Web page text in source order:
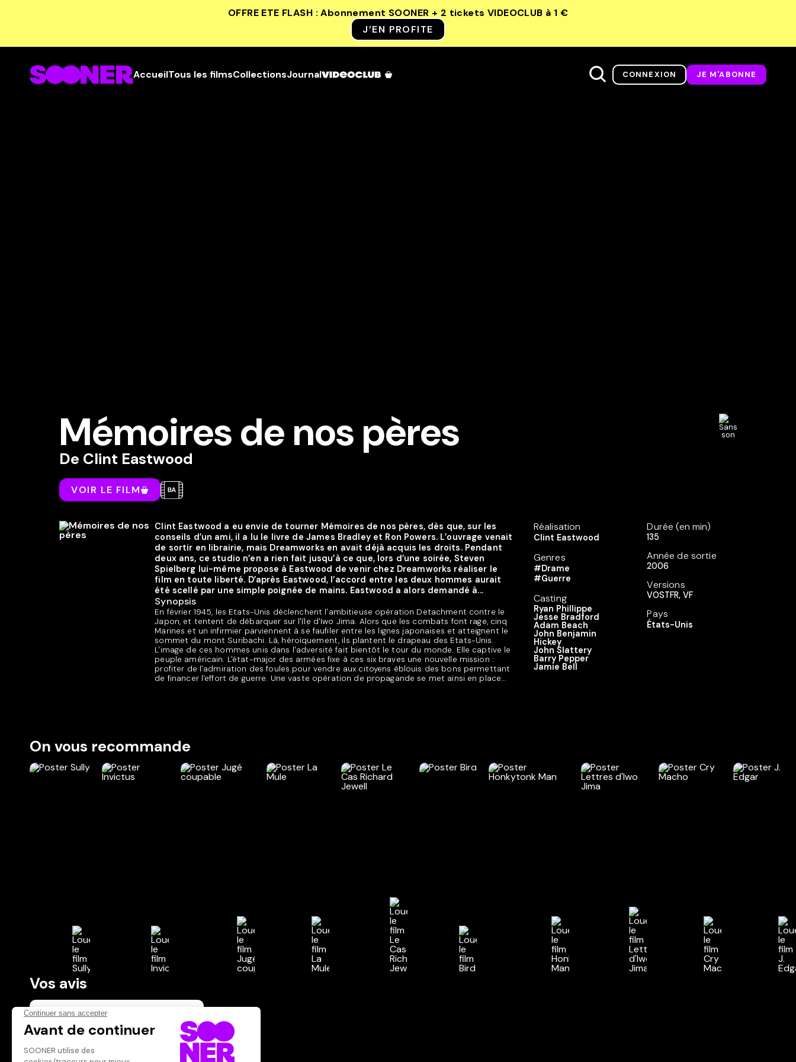
OFFRE ETE FLASH : Abonnement SOONER + 2 tickets VIDEOCLUB à 1 €
J’EN PROFITE
AccueilTous les filmsCollectionsJournal CONNEXION JE M'ABONNE
Mémoires de nos pères
De Clint Eastwood
VOIR LE FILM
Clint Eastwood a eu envie de tourner Mémoires de nos pères, dès que, sur les
conseils d’un ami, il a lu le livre de James Bradley et Ron Powers. L’ouvrage venait
de sortir en librairie, mais Dreamworks en avait déjà acquis les droits. Pendant
deux ans, ce studio n’en a rien fait jusqu’à ce que, lors d’une soirée, Steven
Spielberg lui-même propose à Eastwood de venir chez Dreamworks réaliser le
film en toute liberté. D’après Eastwood, l’accord entre les deux hommes aurait
été scellé par une simple poignée de mains. Eastwood a alors demandé à...
Synopsis
En février 1945, les Etats-Unis déclenchent l'ambitieuse opération Detachment contre le
Japon, et tentent de débarquer sur l'île d'Iwo Jima. Alors que les combats font rage, cinq
Marines et un infirmier parviennent à se faufiler entre les lignes japonaises et atteignent le
sommet du mont Suribachi. Là, héroïquement, ils plantent le drapeau des Etats-Unis.
L'image de ces hommes unis dans l'adversité fait bientôt le tour du monde. Elle captive le
peuple américain. L'état-major des armées fixe à ces six braves une nouvelle mission :
profiter de l'admiration des foules pour vendre aux citoyens éblouis des bons permettant
de financer l'effort de guerre. Une vaste opération de propagande se met ainsi en place...
Réalisation
Clint Eastwood
Genres
#Drame
#Guerre
Casting
Ryan Phillippe
Jesse Bradford
Adam Beach
John Benjamin
Hickey
John Slattery
Barry Pepper
Jamie Bell
Durée (en min)
135
Année de sortie
2006
Versions
VOSTFR, VF
Pays
États-Unis
On vous recommande
Vos avis
Donnez votre avis
Votre note
Votre commentaire
Il faut vous connecter pour